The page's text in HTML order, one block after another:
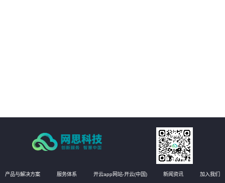
产品与解决方案 服务体系 开云app网站-开云(中国) 新闻资讯 加入我们